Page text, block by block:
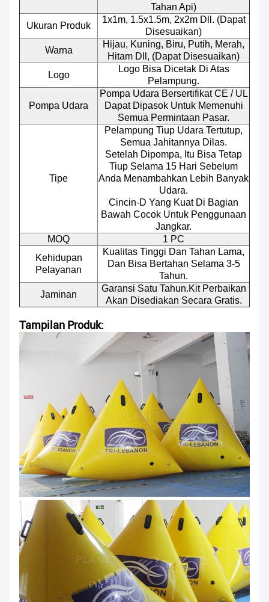
Tahan Api)
Ukuran Produk
1x1m, 1.5x1.5m, 2x2m Dll. (Dapat
Disesuaikan)
Warna
Hijau, Kuning, Biru, Putih, Merah,
Hitam Dll, (dapat Disesuaikan)
Logo
Logo Bisa Dicetak Di Atas
Pelampung.
Pompa Udara
Pompa Udara Bersertifikat CE / UL
Dapat Dipasok Untuk Memenuhi
Semua Permintaan Pasar.
Tipe
Pelampung Tiup Udara Tertutup,
Semua Jahitannya Dilas.
Setelah Dipompa, Itu Bisa Tetap
Tiup Selama 15 Hari Sebelum
Anda Menambahkan Lebih Banyak
Udara.
Cincin-D Yang Kuat Di Bagian
Bawah Cocok Untuk Penggunaan
Jangkar.
MOQ
1 PC
Kehidupan
Pelayanan
Kualitas Tinggi Dan Tahan Lama,
Dan Bisa Bertahan Selama 3-5
Tahun.
Jaminan
Garansi Satu Tahun.Kit Perbaikan
Akan Disediakan Secara Gratis.
Tampilan Produk: